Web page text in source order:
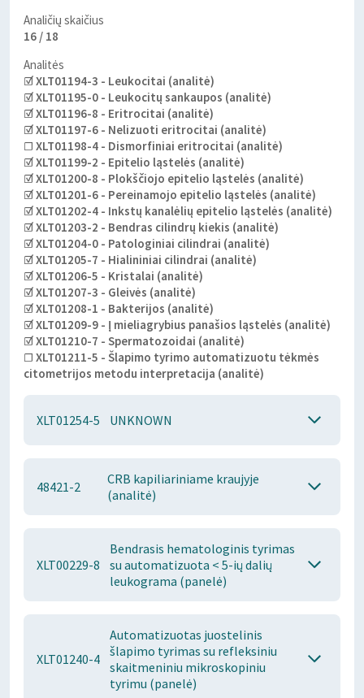
Analičių skaičius
16 / 18
Analitės
☑ XLT01194-3 - Leukocitai (analitė)
☑ XLT01195-0 - Leukocitų sankaupos (analitė)
☑ XLT01196-8 - Eritrocitai (analitė)
☑ XLT01197-6 - Nelizuoti eritrocitai (analitė)
☐ XLT01198-4 - Dismorfiniai eritrocitai (analitė)
☑ XLT01199-2 - Epitelio ląstelės (analitė)
☑ XLT01200-8 - Plokščiojo epitelio ląstelės (analitė)
☑ XLT01201-6 - Pereinamojo epitelio ląstelės (analitė)
☑ XLT01202-4 - Inkstų kanalėlių epitelio ląstelės (analitė)
☑ XLT01203-2 - Bendras cilindrų kiekis (analitė)
☑ XLT01204-0 - Patologiniai cilindrai (analitė)
☑ XLT01205-7 - Hialininiai cilindrai (analitė)
☑ XLT01206-5 - Kristalai (analitė)
☑ XLT01207-3 - Gleivės (analitė)
☑ XLT01208-1 - Bakterijos (analitė)
☑ XLT01209-9 - Į mieliagrybius panašios ląstelės (analitė)
☑ XLT01210-7 - Spermatozoidai (analitė)
☐ XLT01211-5 - Šlapimo tyrimo automatizuotu tėkmės
citometrijos metodu interpretacija (analitė)
XLT01254-5 UNKNOWN
48421-2
CRB kapiliariniame kraujyje
(analitė)
XLT00229-8
Bendrasis hematologinis tyrimas
su automatizuota < 5-ių dalių
leukograma (panelė)
XLT01240-4
Automatizuotas juostelinis
šlapimo tyrimas su refleksiniu
skaitmeniniu mikroskopiniu
tyrimu (panelė)